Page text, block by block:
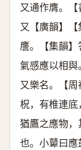
又通作膺。【
又【廣韻】【
譍。【集韻
氣感應以相與。
又樂名。【周
柷，有椎連底
猶鷹之應物
也。小鼙曰應